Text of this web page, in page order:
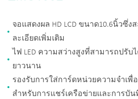
จอแสดงผล HD LCD ขนาด10.6นิ้วซึ่ง
ละเอียดเพิ่มเติม
ไฟ LED ความสว่างสูงที่สามารถปรับ
ยาวนาน
รองรับการใส่การ์ดหน่วยความจำเพื่
สำหรับการแชร์เครือข่ายและการบั